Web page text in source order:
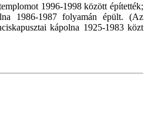
1996-1998 között építették;
1986-1987 folyamán épült. (Az
kápolna 1925-1983 közt